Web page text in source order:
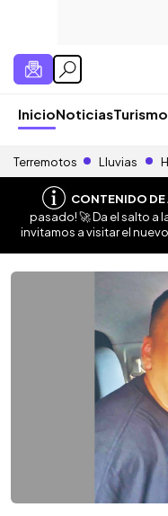
InicioNoticiasTurismo
Terremotos Lluvias
CONTENIDO
pasado! 🚀 Da el salto a
invitamos a visitar el